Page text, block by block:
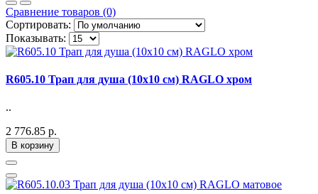
Сравнение товаров (0)
Сортировать:
Показывать:
R605.10 Трап для душа (10х10 см) RAGLO хром
..
2 776.85 р.
В корзину